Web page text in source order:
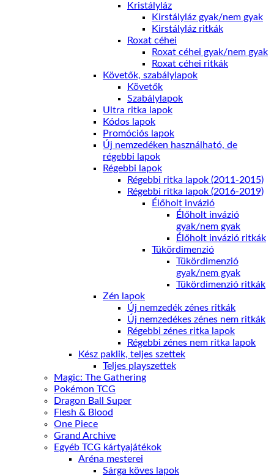
Kristályláz
Kirstályláz gyak/nem gyak
Kirstályláz ritkák
Roxat céhei
Roxat céhei gyak/nem gyak
Roxat céhei ritkák
Követők, szabálylapok
Követők
Szabálylapok
Ultra ritka lapok
Kódos lapok
Promóciós lapok
Új nemzedéken használható, de
régebbi lapok
Régebbi lapok
Régebbi ritka lapok (2011-2015)
Régebbi ritka lapok (2016-2019)
Élőholt invázió
Élőholt invázió
gyak/nem gyak
Élőholt invázió ritkák
Tükördimenzió
Tükördimenzió
gyak/nem gyak
Tükördimenzió ritkák
Zén lapok
Új nemzedék zénes ritkák
Új nemzedékes zénes nem ritkák
Régebbi zénes ritka lapok
Régebbi zénes nem ritka lapok
Kész paklik, teljes szettek
Teljes playszettek
Magic: The Gathering
Pokémon TCG
Dragon Ball Super
Flesh & Blood
One Piece
Grand Archive
Egyéb TCG kártyajátékok
Aréna mesterei
Sárga köves lapok